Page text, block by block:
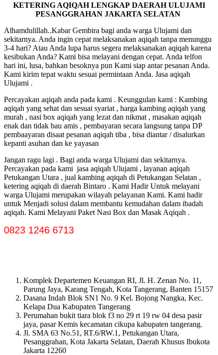
KETERING AQIQAH LENGKAP DAERAH ULUJAMI
PESANGGRAHAN JAKARTA SELATAN
Alhamdulillah..Kabar Gembira bagi anda warga Ulujami dan
sekitarnya. Anda ingin cepat melaksanakan aqiqah tanpa menunggu
3-4 hari? Atau Anda lupa harus segera melaksanakan aqiqah karena
kesibukan Anda? Kami bisa melayani dengan cepat. Anda telfon
hari ini, lusa, bahkan besoknya pun Kami siap antar pesanan Anda.
Kami kirim tepat waktu sesuai permintaan Anda. Jasa aqiqah
Ulujami .
Percayakan aqiqah anda pada kami . Keunggulan kami : Kambing
aqiqah yang sehat dan sesuai syariat , harga kambing aqiqah yang
murah , nasi box aqiqah yang lezat dan nikmat , masakan aqiqah
enak dan tidak bau amis , pembayaran secara langsung tanpa DP
pembaayaran disaat pesanan aqiqah tiba , bisa diantar / disalurkan
kepanti asuhan dan ke yayasan
Jangan ragu lagi . Bagi anda warga Ulujami dan sekitarnya.
Percayakan pada kami jasa aqiqah Ulujami , layanan aqiqah
Petukangan Utara , jual kambing aqiqah di Petukangan Selatan ,
ketering aqiqah di daerah Bintaro . Kami Hadir Untuk melayani
warga Ulujami merupakan wilayah pelayanan Kami. Kami hadir
untuk Menjadi solusi dalam membantu kemudahan dalam ibadah
aqiqah. Kami Melayani Paket Nasi Box dan Masak Aqiqah .
0823 1246 6713
Komplek Departemen Keuangan RI, Jl. H. Zenan No. 11,
Parung Jaya, Karang Tengah, Kota Tangerang, Banten 15157
Dasana Indah Blok SN1 No. 9 Kel. Bojong Nangka, Kec.
Kelapa Dua Kabupaten Tangerang
Perumahan bukit tiara blok f3 no 29 rt 19 rw 04 desa pasir
jaya, pasar Kemis kecamatan cikupa kabupaten tangerang.
Jl. SMA 63 No.51, RT.6/RW.1, Petukangan Utara,
Pesanggrahan, Kota Jakarta Selatan, Daerah Khusus Ibukota
Jakarta 12260